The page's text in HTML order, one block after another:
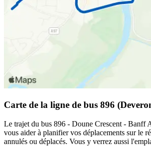
Carte de la ligne de bus 896
Le trajet du bus 896 - Doune Crescent - Banff
vous aider à planifier vos déplacements sur le
annulés ou déplacés. Vous y verrez aussi